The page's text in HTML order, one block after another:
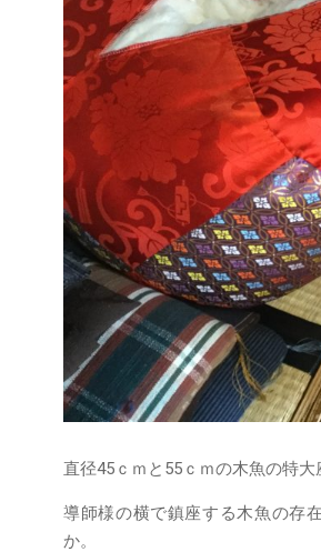
直径45ｃｍと55ｃｍの木魚の特大
導師様の横で鎮座する木魚の存
か。